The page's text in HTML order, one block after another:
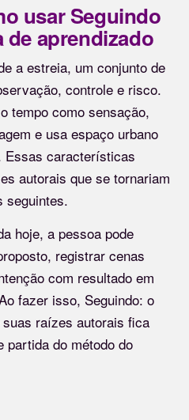
usar Seguindo
aprendizado
a estreia, um conjunto de
controle e risco.
tempo como sensação,
e usa espaço urbano
Essas características
autorais que se tornariam
seguintes.
hoje, a pessoa pode
registrar cenas
com resultado em
fazer isso, Seguindo: o
raízes autorais fica
partida do método do